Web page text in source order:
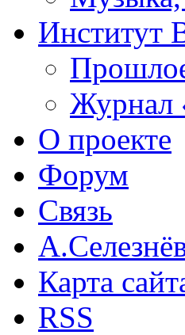
Институт
Журнал
О проекте
Форум
Связь
Карта
RSS